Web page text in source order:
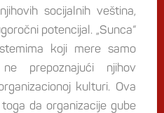
socijalnih veština,
potencijal. „Sunca“
koji mere samo
prepoznajući njihov
kulturi. Ova
da organizacije gube